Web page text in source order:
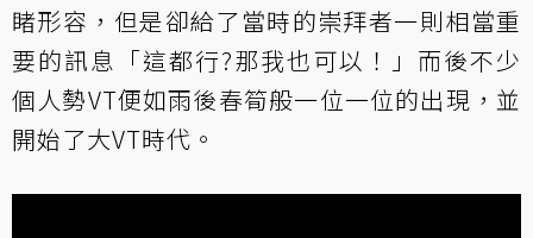
睹形容，但是卻給了當時的崇拜者一則相當重
要的訊息「這都行?那我也可以！」而後不少
個人勢VT便如雨後春筍般一位一位的出現，並
開始了大VT時代。